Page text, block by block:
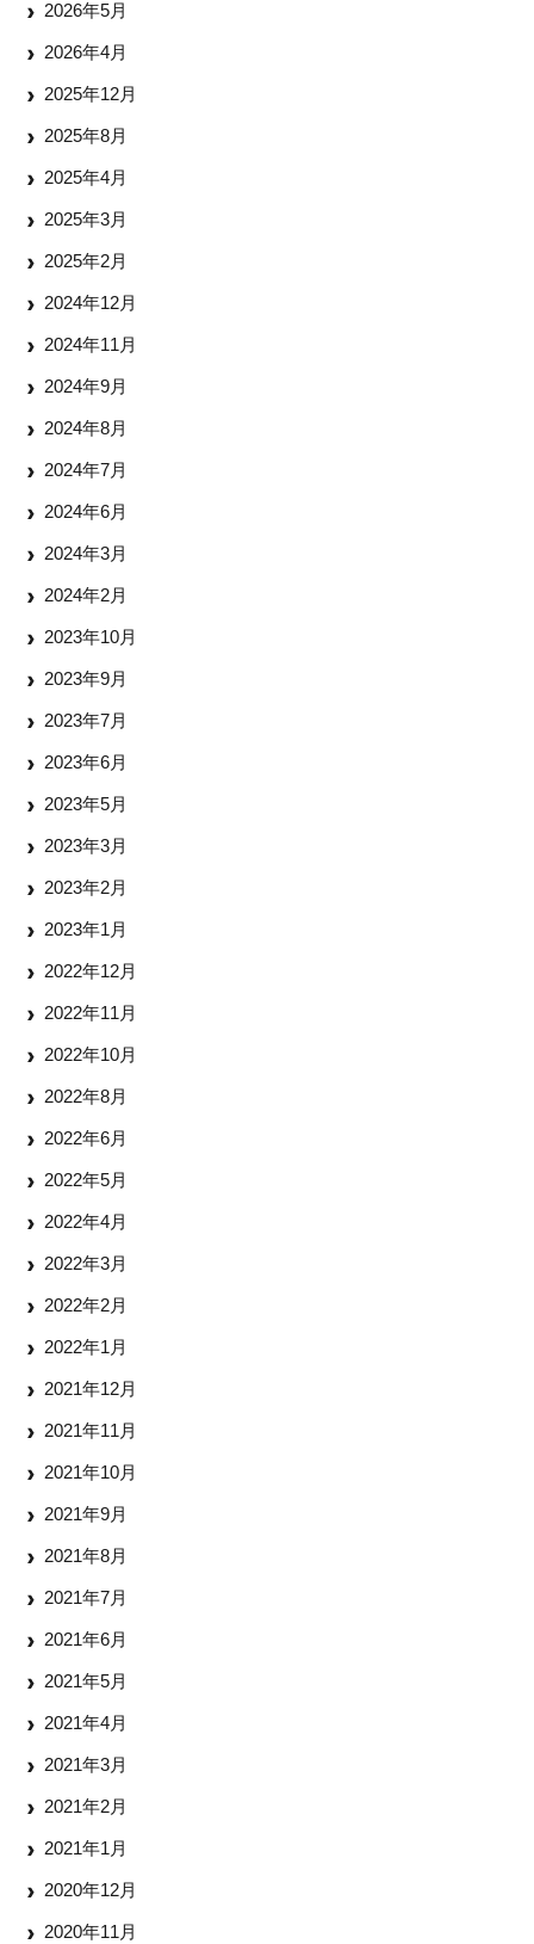
2026年5月
2026年4月
2025年12月
2025年8月
2025年4月
2025年3月
2025年2月
2024年12月
2024年11月
2024年9月
2024年8月
2024年7月
2024年6月
2024年3月
2024年2月
2023年10月
2023年9月
2023年7月
2023年6月
2023年5月
2023年3月
2023年2月
2023年1月
2022年12月
2022年11月
2022年10月
2022年8月
2022年6月
2022年5月
2022年4月
2022年3月
2022年2月
2022年1月
2021年12月
2021年11月
2021年10月
2021年9月
2021年8月
2021年7月
2021年6月
2021年5月
2021年4月
2021年3月
2021年2月
2021年1月
2020年12月
2020年11月